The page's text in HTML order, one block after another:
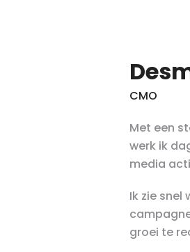
CMO
Met een
werk ik
media
Ik zie
groei te